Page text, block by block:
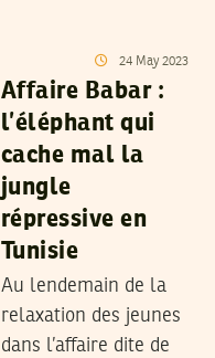
24 May 2023
Affaire Babar :
l’éléphant qui
cache mal la
jungle
répressive en
Tunisie
Au lendemain de la
relaxation des jeunes
dans l’affaire dite de